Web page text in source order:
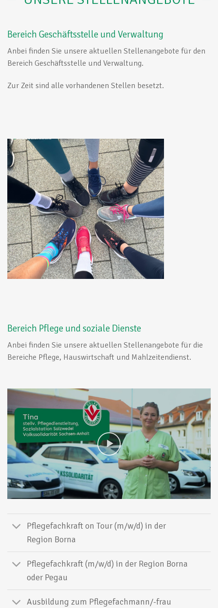
Bereich Geschäftsstelle und Verwaltung
Anbei finden Sie unsere aktuellen Stellenangebote für den
Bereich Geschäftsstelle und Verwaltung.
Zur Zeit sind alle vorhandenen Stellen besetzt.
Bereich Pflege und soziale Dienste
Anbei finden Sie unsere aktuellen Stellenangebote für die
Bereiche Pflege, Hauswirtschaft und Mahlzeitendienst.
Pflegefachkraft on Tour (m/w/d) in der
Region Borna
Pflegefachkraft (m/w/d) in der Region Borna
oder Pegau
Ausbildung zum Pflegefachmann/-frau